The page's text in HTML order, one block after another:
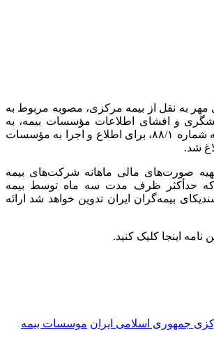
غیرمجاز ماهی در سنقروکلیایی
صریح پیامبر(ع) درباره شهادت
قاتلان او